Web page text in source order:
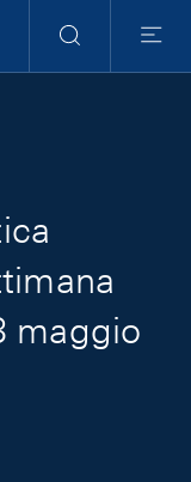
Ricerca
Menu
maggio